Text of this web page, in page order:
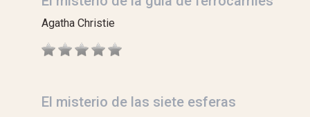
Agatha Christie
El misterio de las siete esferas